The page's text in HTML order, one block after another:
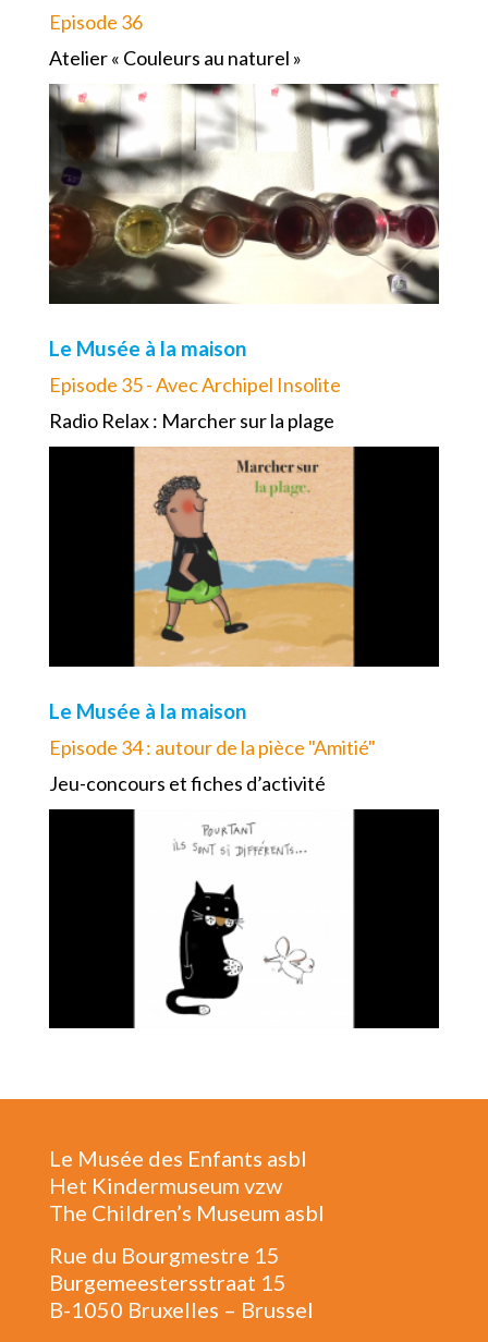
Episode 36
Atelier « Couleurs au naturel »
Le Musée à la maison
Episode 35 - Avec Archipel Insolite
Radio Relax : Marcher sur la plage
Le Musée à la maison
Episode 34 : autour de la pièce "Amitié"
Jeu-concours et fiches d’activité
Le Musée des Enfants asbl
Het Kindermuseum vzw
The Children’s Museum asbl
Rue du Bourgmestre 15
Burgemeestersstraat 15
B-1050 Bruxelles – Brussel